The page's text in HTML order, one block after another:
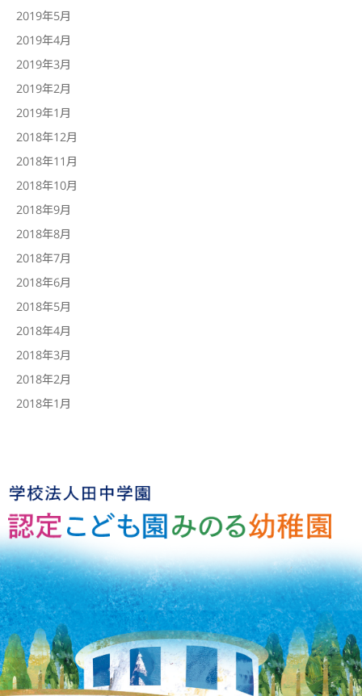
2019年5月
2019年4月
2019年3月
2019年2月
2019年1月
2018年12月
2018年11月
2018年10月
2018年9月
2018年8月
2018年7月
2018年6月
2018年5月
2018年4月
2018年3月
2018年2月
2018年1月